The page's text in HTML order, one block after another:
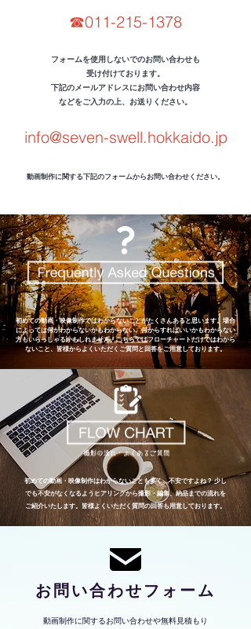
☎︎011-215-1378
フォームを使用しないでのお問い合わせも
受け付けております。
下記のメールアドレスにお問い合わせ内容
などをご入力の上、お送りください。
info@seven-swell.hokkaido.jp
​動画制作に関する下記のフォームからお問い合わせください。
初めての動画・映像制作ではわからないことがたくさんあると思います。場合
によっては何がわからないかもわからない、何からすればいいかもわからない
方もいらっしゃるかもしれません。こちらではフローチャートだけではわから
ないこと、皆様からよくいただくご質問と回答をご用意しております。
初めての動画・映像制作はわからないことも多く、不安ですよね？少し
でも不安がなくなるようヒアリングから撮影・編集、納品までの流れを
ご紹介いたします。 皆様よくいただく質問の回答も用意しております。
​お問い合わせフォーム
動画制作に関するお問い合わせや無料見積もり